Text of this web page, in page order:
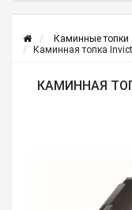
Каминные топки
Каминная топка
КАМИННАЯ